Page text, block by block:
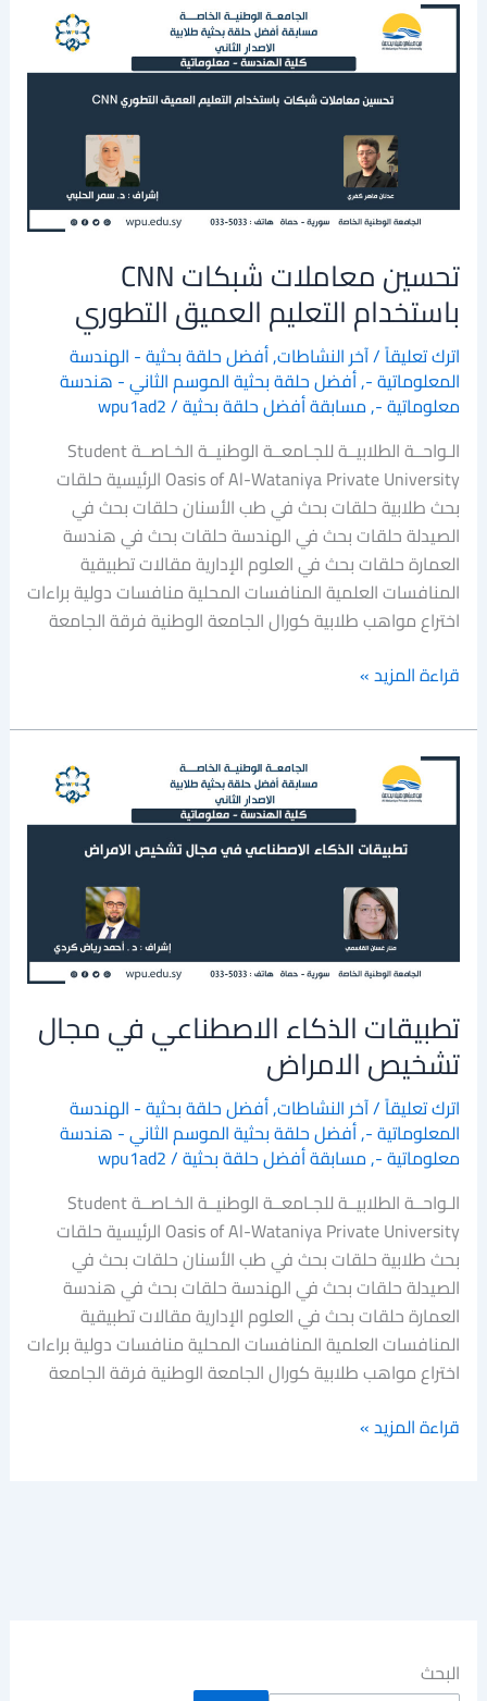
البحث
تحسين معاملات شبكات CNN
باستخدام التعليم العميق التطوري
اترك تعليقاً/آخر النشاطات,أفضل حلقة بحثية - الهندسة
المعلوماتية -,أفضل حلقة بحثية الموسم الثاني - هندسة
معلوماتية -,مسابقة أفضل حلقة بحثية/
wpu1ad2
الـواحــة الطلابيــة للجـامعــة الوطنيــة الخـاصــة Student
Oasis of Al-Wataniya Private University الرئيسية حلقات
بحث طلابية حلقات بحث في طب الأسنان حلقات بحث في
الصيدلة حلقات بحث في الهندسة حلقات بحث في هندسة
العمارة حلقات بحث في العلوم الإدارية مقالات تطبيقية
المنافسات العلمية المنافسات المحلية منافسات دولية براءات
اختراع مواهب طلابية كورال الجامعة الوطنية فرقة الجامعة
تحسين
معاملات
شبكات
باستخدام
التطوري
قراءة المزيد »
تطبيقات الذكاء الاصطناعي في مجال
تشخيص الامراض
اترك تعليقاً/آخر النشاطات,أفضل حلقة بحثية - الهندسة
المعلوماتية -,أفضل حلقة بحثية الموسم الثاني - هندسة
معلوماتية -,مسابقة أفضل حلقة بحثية/
wpu1ad2
الـواحــة الطلابيــة للجـامعــة الوطنيــة الخـاصــة Student
Oasis of Al-Wataniya Private University الرئيسية حلقات
بحث طلابية حلقات بحث في طب الأسنان حلقات بحث في
الصيدلة حلقات بحث في الهندسة حلقات بحث في هندسة
العمارة حلقات بحث في العلوم الإدارية مقالات تطبيقية
المنافسات العلمية المنافسات المحلية منافسات دولية براءات
اختراع مواهب طلابية كورال الجامعة الوطنية فرقة الجامعة
تطبيقات
الذكاء
الاصطناعي
قراءة المزيد »